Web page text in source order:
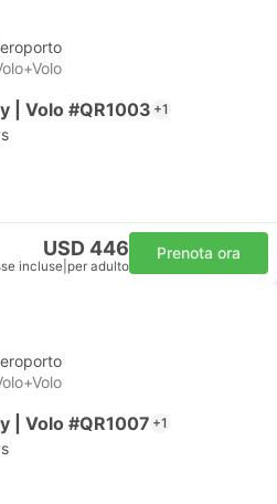
| Volo #QR1003 +1
USD 446
incluse per adulto
Prenota ora
| Volo #QR1007 +1